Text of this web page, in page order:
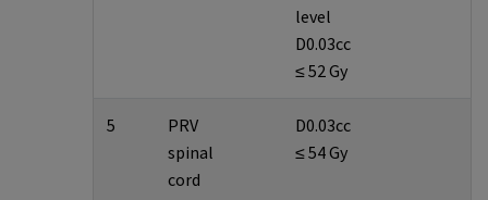
level
D0.03cc
≤ 52 Gy
5
PRV
spinal
cord
D0.03cc
≤ 54 Gy